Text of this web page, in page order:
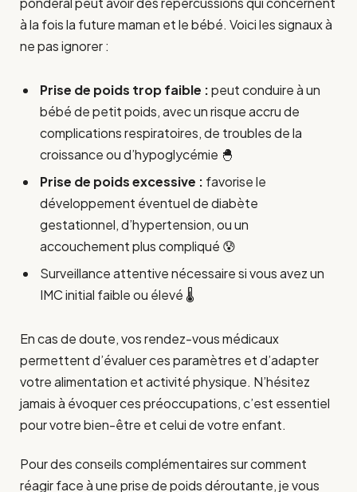
à la fois la future maman et le bébé. Voici les signaux à
ne pas ignorer :
Prise de poids trop faible :peut conduire à un
bébé de petit poids, avec un risque accru de
complications respiratoires, de troubles de la
croissance ou d’hypoglycémie 🐣
Prise de poids excessive : favorise le
développement éventuel de diabète
gestationnel, d’hypertension, ou un
accouchement plus compliqué 😰
Surveillance attentive nécessaire si vous avez un
IMC initial faible ou élevé 🌡️
En cas de doute, vos rendez-vous médicaux
permettent d’évaluer ces paramètres et d’adapter
votre alimentation et activité physique. N’hésitez
jamais à évoquer ces préoccupations, c’est essentiel
pour votre bien-être et celui de votre enfant.
Pour des conseils complémentaires sur comment
réagir face à une prise de poids déroutante, je vous